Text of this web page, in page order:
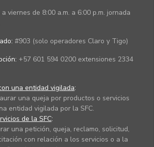
a viernes de 8:00 a.m. a 6:00 p.m. jornada
#903 (solo operadores Claro y Tigo)
+57 601 594 0200 extensiones 2334
una entidad vigilada:
una queja por productos o servicios
entidad vigilada por la SFC.
de la SFC:
una petición, queja, reclamo, solicitud,
con relación a los servicios o a la